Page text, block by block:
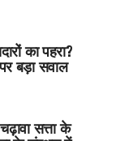
का पहरा?
बड़ा सवाल
सत्ता के